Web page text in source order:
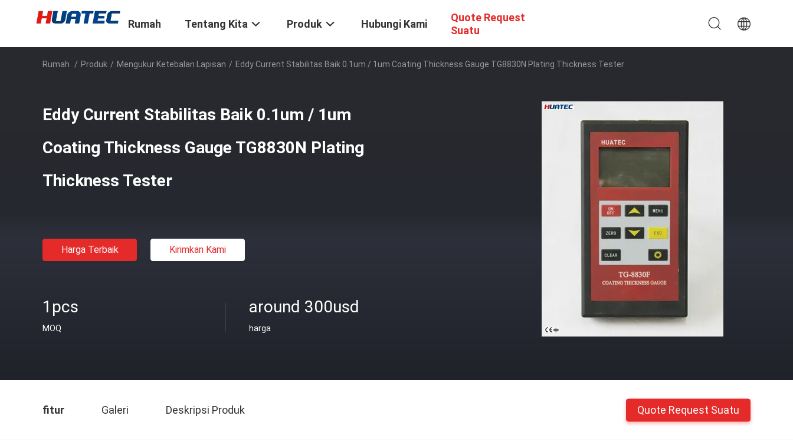
Rumah Tentang Kita Produk Hubungi Kami
Quote Request
Suatu
Rumah / Produk / Mengukur Ketebalan Lapisan / Eddy Current Stabilitas Baik 0.1um / 1um Coating Thickness Gauge TG8830N Plating Thickness Tester
Eddy Current Stabilitas Baik 0.1um / 1um
Coating Thickness Gauge TG8830N Plating
Thickness Tester
Harga Terbaik Kirimkan Kami
1pcs
MOQ
around 300usd
harga
fitur Galeri Deskripsi Produk Quote Request Suatu